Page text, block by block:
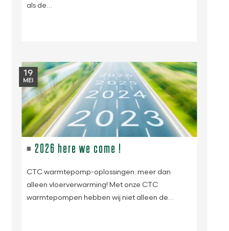
als de…
19
MEI
2026 here we come !
CTC warmtepomp-oplossingen: meer dan
alleen vloerverwarming! Met onze CTC
warmtepompen hebben wij niet alleen de…